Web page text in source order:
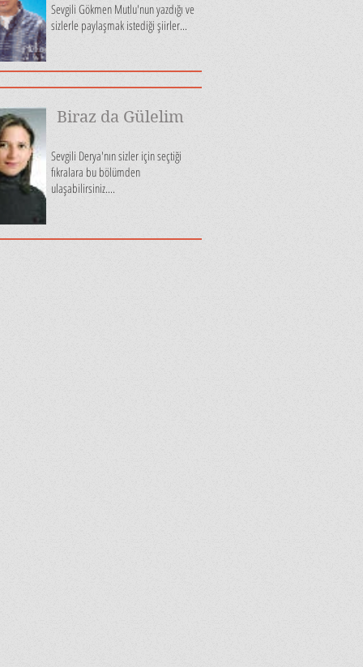
Sevgili Gökmen Mutlu'nun yazdığı ve
sizlerle paylaşmak istediği şiirler...
Biraz da Gülelim
Sevgili Derya'nın sizler için seçtiği
fıkralara bu bölümden
ulaşabilirsiniz....